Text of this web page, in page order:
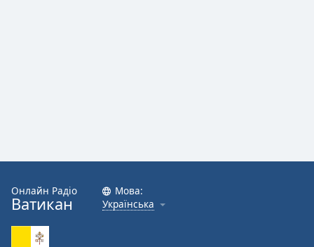
Онлайн Радіо
Ватикан
Мова:
Українська